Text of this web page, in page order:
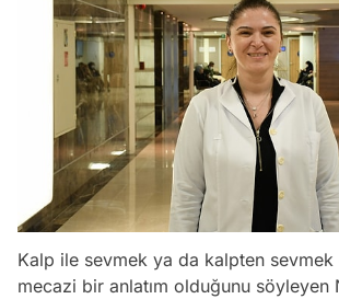
Kalp ile sevmek ya da kalpten
mecazi bir anlatım olduğunu söyleyen